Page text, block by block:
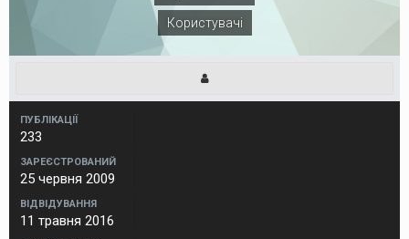
Користувачі
ПУБЛІКАЦІЇ
233
ЗАРЕЄСТРОВАНИЙ
25 червня 2009
ВІДВІДУВАННЯ
11 травня 2016